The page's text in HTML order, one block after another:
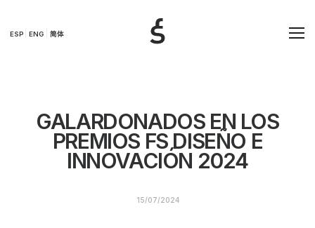
ESP ENG 简体
GALARDONADOS EN LOS
PREMIOS FS DISEÑO E
INNOVACIÓN 2024
15/07/2024